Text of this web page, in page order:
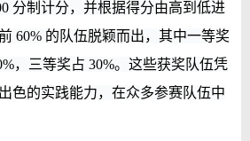
分制计分，并根据得分由高到低进
60% 的队伍脱颖而出，其中一等奖
，三等奖占 30%。这些获奖队伍凭
色的实践能力，在众多参赛队伍中